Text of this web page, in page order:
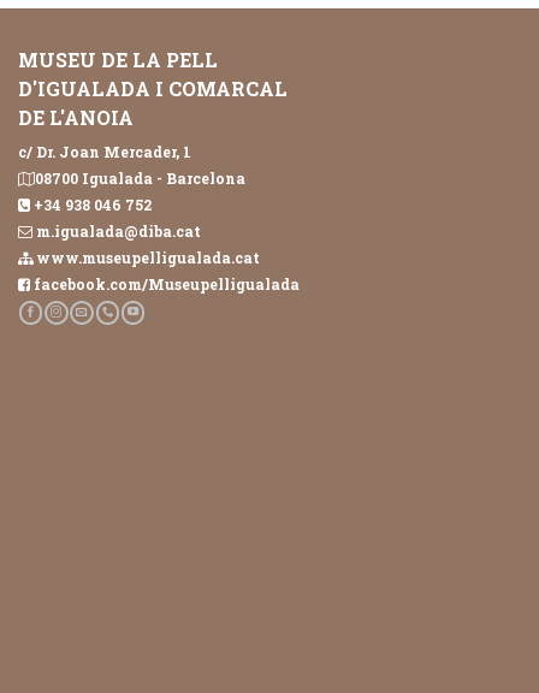
MUSEU DE LA PELL
D'IGUALADA I COMARCAL
DE L'ANOIA
c/ Dr. Joan Mercader, 1
08700 Igualada - Barcelona
+34 938 046 752
m.igualada@diba.cat
www.museupelligualada.cat
facebook.com/Museupelligualada